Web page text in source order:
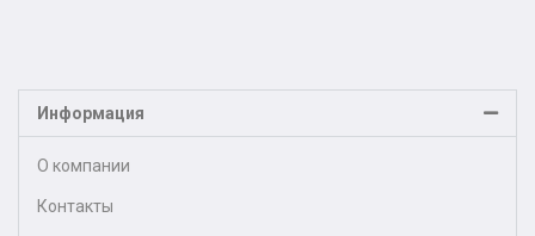
Информация
О компании
Контакты